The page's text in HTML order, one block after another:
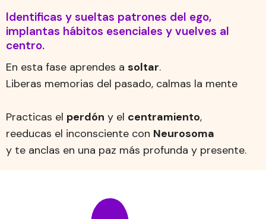
Identificas y sueltas patrones del ego,
implantas hábitos esenciales y vuelves al
centro.
En esta fase aprendes a soltar.
Liberas memorias del pasado, calmas la mente
Practicas el perdón y el centramiento,
reeducas el inconsciente con Neurosoma
y te anclas en una paz más profunda y presente.